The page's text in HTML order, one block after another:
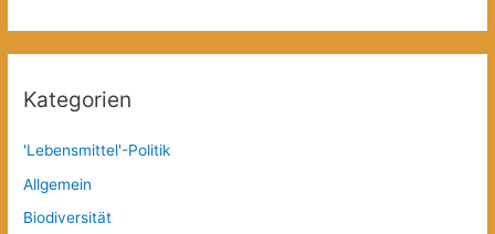
Kategorien
'Lebensmittel'-Politik
Allgemein
Biodiversität